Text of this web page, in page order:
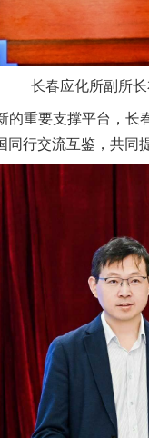
长春应化所副所
重要支撑平台，
行交流互鉴，共同